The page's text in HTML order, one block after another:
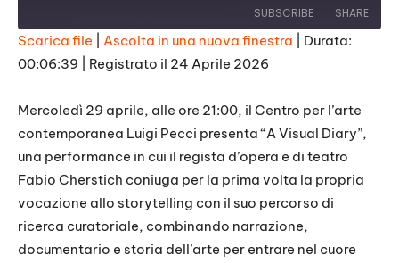
SUBSCRIBE SHARE
SHARE
EMBED
Scarica file Ascolta in una nuova finestra
Durata:
00:06:39
Registrato il 24 Aprile 2026
Mercoledì 29 aprile, alle ore 21:00, il Centro per l’arte
contemporanea Luigi Pecci presenta “A Visual Diary”,
una performance in cui il regista d’opera e di teatro
Fabio Cherstich coniuga per la prima volta la propria
vocazione allo storytelling con il suo percorso di
ricerca curatoriale, combinando narrazione,
documentario e storia dell’arte per entrare nel cuore